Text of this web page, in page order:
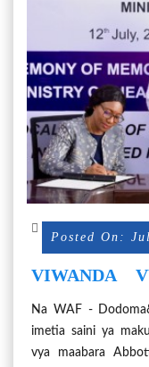
Posted On:
VIWANDA
Na WAF -
imetia saini ya
vya maabara